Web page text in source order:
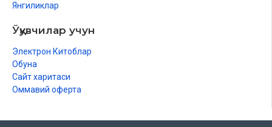
Янгиликлар
Ўқувчилар учун
Электрон Китоблар
Обуна
Сайт харитаси
Оммавий оферта